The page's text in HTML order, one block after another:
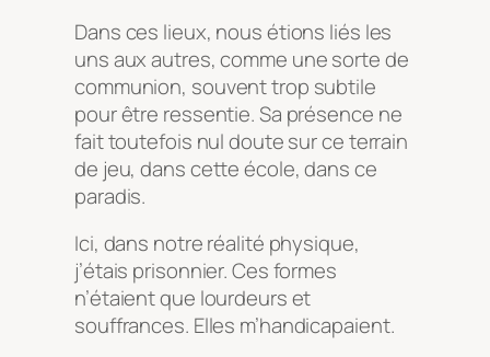
Dans ces lieux, nous étions liés les
uns aux autres, comme une sorte de
communion, souvent trop subtile
pour être ressentie. Sa présence ne
fait toutefois nul doute sur ce terrain
de jeu, dans cette école, dans ce
paradis.
Ici, dans notre réalité physique,
j’étais prisonnier. Ces formes
n’étaient que lourdeurs et
souffrances. Elles m’handicapaient.